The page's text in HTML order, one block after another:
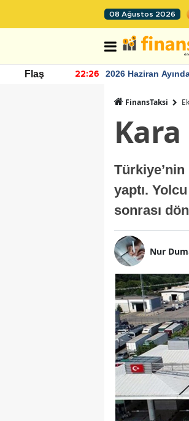
08 Ağustos 2026
Flaş 22:26
2026 Haziran
FinansTaksi
Türkiye’nin
yaptı.
sonrası
Nur